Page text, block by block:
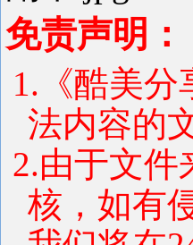
免责声明：
1.《酷美
法内容的
2.由于文件
核，如有